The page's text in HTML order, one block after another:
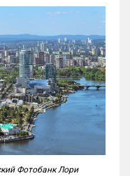
Фотобанк Лори